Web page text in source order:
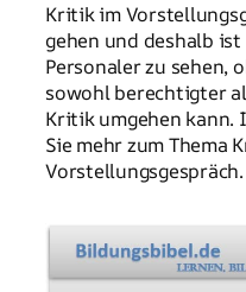
Kritik im
gehen und deshalb
Personaler zu sehen,
sowohl berechtigter
Kritik umgehen kann.
Sie mehr zum Thema
Vorstellungsgespräch.